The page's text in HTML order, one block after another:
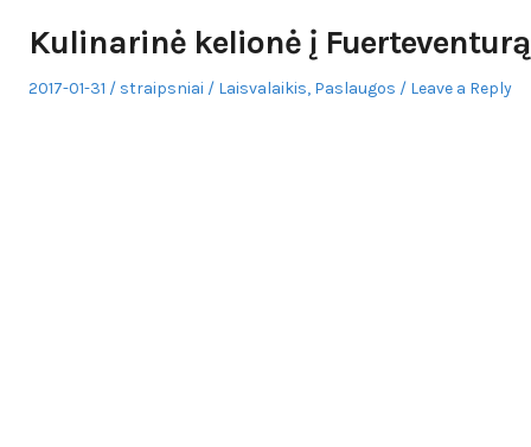
Kulinarinė kelionė į Fuerteventurą
Posted
2017-01-31 Author
straipsniai
Posted
Laisvalaikis, Paslaugos Leave a Reply